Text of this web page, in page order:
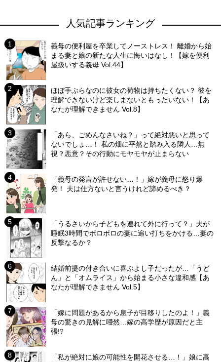
人気記事ランキング
義母の便利屋を卒業してノーストレス！ 離婚から始
まる妻と娘の新たな人生に悔いはなし！【嫁を便利
屋扱いする義母 Vol.44】
ほぼ手ぶらなのに彼女の荷物は持ちたくない？ 彼を
理解できないけど楽しまないともったいない！【あ
なたが理解できません Vol.8】
「あら、ごめんなさいね？」って絶対悪いと思って
ないでしょ…！ 私の畑に平然と踏み入る隣人…無
視？悪意？その行動にモヤモヤが止まらない
「義母の発言が許せない…！」嫁が義母に怒り爆
発！ 夫は仕方ないと言うけれど諦めるべき？
「うるさいから子どもを連れて外に行って？」夫が
睡眠3時間でボロボロの妻に追い打ちをかける…妻の
反撃なるか？
結婚前提の付き合いに喜ぶよし子だったが…「うど
ん」と「オムライス」から始まる小さな違和感【あ
なたが理解できません Vol.5】
「嫁に問題があるから息子が目移りしたのよ！」義
母の驚きの見解に唖然…嫁の高学歴が原因だと主
張!?
「私が絶対に娘の可能性を開花させる…！」娘に高